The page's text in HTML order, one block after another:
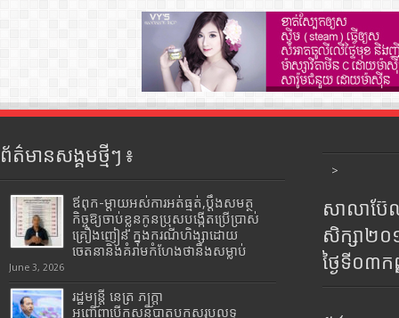
ព័ត៌មានសង្គមថ្មីៗ ៖
ឪពុក-ម្ដាយអស់ការអត់ធ្មត់,ប្ដឹងសមត្ថ
កិច្ចឱ្យចាប់ខ្លួនកូនប្រុសបង្កើតប្រើប្រាស់
គ្រឿងញៀន ក្នុងករណីហិង្សាដោយ
ចេតនានិងគំរាមកំហែងថានឹងសម្លាប់
June 3, 2026
រដ្ឋមន្រ្តី​ នេត្រ​ ភក្ត្រា​
អញ្ជើញបើកសន្និបាតបូកសរុបលទ្ធ
>
សាលាប៊ែ
សិក្សា២
ថ្ងៃទី០៣